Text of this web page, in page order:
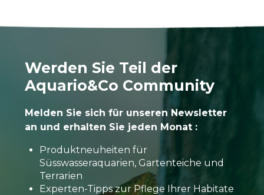
Werden Sie Teil der
Aquario&Co Community
Melden Sie sich für unseren Newsletter
an und erhalten Sie jeden Monat :
Produktneuheiten für
Süsswasseraquarien, Gartenteiche und
Terrarien
Experten-Tipps zur Pflege Ihrer Habitate